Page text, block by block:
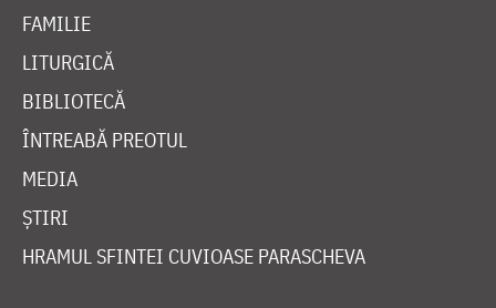
FAMILIE
LITURGICĂ
BIBLIOTECĂ
ÎNTREABĂ PREOTUL
MEDIA
ȘTIRI
HRAMUL SFINTEI CUVIOASE PARASCHEVA